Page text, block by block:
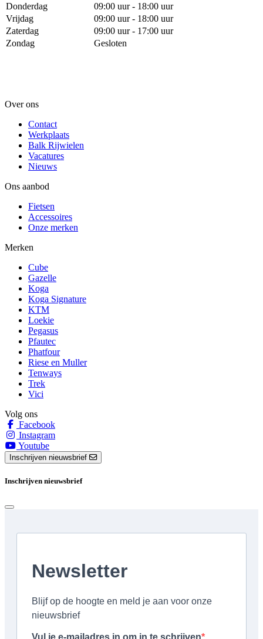
Donderdag
09:00 uur - 18:00 uur
Vrijdag
09:00 uur - 18:00 uur
Zaterdag
09:00 uur - 17:00 uur
Zondag
Gesloten
Over ons
Contact
Werkplaats
Balk Rijwielen
Vacatures
Nieuws
Ons aanbod
Fietsen
Accessoires
Onze merken
Merken
Cube
Gazelle
Koga
Koga Signature
KTM
Loekie
Pegasus
Pfautec
Phatfour
Riese en Muller
Tenways
Trek
Vici
Volg ons
Facebook
Instagram
Youtube
Inschrijven nieuwsbrief
Inschrijven nieuwsbrief